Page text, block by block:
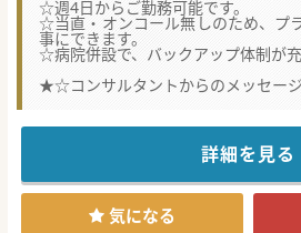
☆週4日からご勤務可能です。
☆当直・オンコール無しのため、プ
事にできます。
☆病院併設で、バックアップ体制が充
★☆コンサルタントからのメッセ
ワークライフバランスを保ちながら
地域の皆様の生活を支援し、地域医
住宅手当や赴任手当のご相談も可能
合わせください。
#秋入職可
詳細を見る
気になる